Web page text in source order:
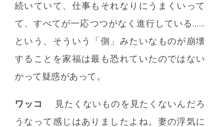
続いていて、仕事もそれなりにうまくいって
て、すべてが一応つつがなく進行している……
という、そういう「側」みたいなものが崩壊
することを家福は最も恐れていたのではない
かって疑惑があって。
ワッコ
見たくないものを見たくないんだろ
うなって感じはありましたよね。妻の浮気に